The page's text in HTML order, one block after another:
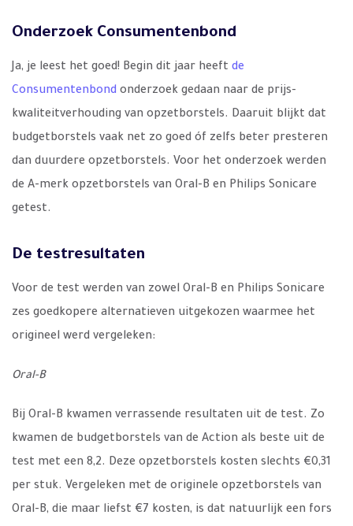
Onderzoek Consumentenbond
Ja, je leest het goed! Begin dit jaar heeft de
Consumentenbond onderzoek gedaan naar de prijs-
kwaliteitverhouding van opzetborstels. Daaruit blijkt dat
budgetborstels vaak net zo goed óf zelfs beter presteren
dan duurdere opzetborstels. Voor het onderzoek werden
de A-merk opzetborstels van Oral-B en Philips Sonicare
getest.
De testresultaten
Voor de test werden van zowel Oral-B en Philips Sonicare
zes goedkopere alternatieven uitgekozen waarmee het
origineel werd vergeleken:
Oral-B
Bij Oral-B kwamen verrassende resultaten uit de test. Zo
kwamen de budgetborstels van de Action als beste uit de
test met een 8,2. Deze opzetborstels kosten slechts €0,31
per stuk. Vergeleken met de originele opzetborstels van
Oral-B, die maar liefst €7 kosten, is dat natuurlijk een fors